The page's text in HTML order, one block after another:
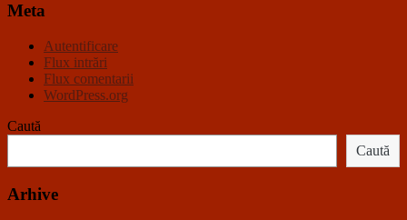
Meta
Autentificare
Flux intrări
Flux comentarii
WordPress.org
Caută
Caută
Arhive